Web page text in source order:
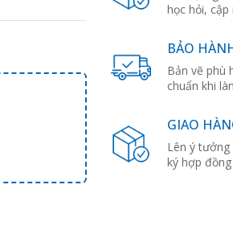
học hỏi,
BẢO
Bản vẽ phù
chuẩn khi
GIAO
Lên ý tưởng
ký hợp